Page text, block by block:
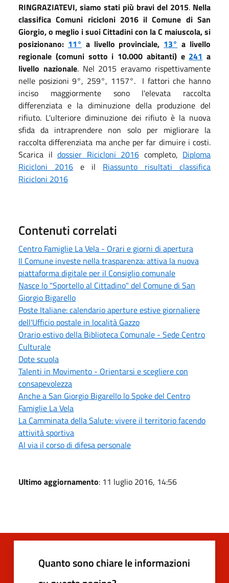
RINGRAZIATEVI, siamo stati più bravi del 2015. Nella
classifica Comuni ricicloni 2016 il Comune di San
Giorgio, o meglio i suoi Cittadini con la C maiuscola, si
posizionano: 11° a livello provinciale, 13° a livello
regionale (comuni sotto i 10.000 abitanti) e 241 a
livello nazionale. Nel 2015 eravamo rispettivamente
nelle posizioni 9°, 259°, 1157°. I fattori che hanno
inciso maggiormente sono l'elevata raccolta
differenziata e la diminuzione della produzione del
rifiuto. L'ulteriore diminuzione dei rifiuto è la nuova
sfida da intraprendere non solo per migliorare la
raccolta differenziata ma anche per far dimuire i costi.
Scarica il dossier Ricicloni 2016 completo, Diploma
Ricicloni 2016 e il Riassunto risultati classifica
Ricicloni 2016
Contenuti correlati
Centro Famiglie La Vela - Orari e giorni di apertura
Il Comune investe nella trasparenza: attiva la nuova
piattaforma digitale per il Consiglio comunale
Nasce lo "Sportello al Cittadino" del Comune di San
Giorgio Bigarello
Poste Italiane: calendario aperture estive giornaliere
dell'Ufficio postale in località Gazzo
Orario estivo della Biblioteca Comunale - Sede Centro
Culturale
Dote scuola
Talenti in Movimento - Orientarsi e scegliere con
consapevolezza
Anche a San Giorgio Bigarello lo Spoke del Centro
Famiglie La Vela
La Camminata della Salute: vivere il territorio facendo
attività sportiva
Al via il corso di difesa personale
Ultimo aggiornamento: 11 luglio 2016, 14:56
Quanto sono chiare le informazioni